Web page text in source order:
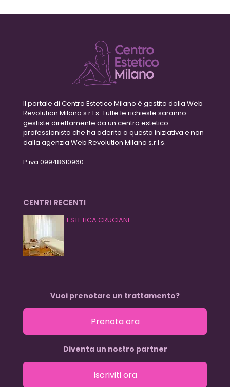
Il portale di Centro Estetico Milano è gestito dalla Web
Revolution Milano s.r.l.s. Tutte le richieste saranno
gestiste direttamente da un centro estetico
professionista che ha aderito a questa iniziativa e non
dalla agenzia Web Revolution Milano s.r.l.s.
P.iva 09948610960
CENTRI RECENTI
ESTETICA CRUCIANI
Vuoi prenotare un trattamento?
Prenota ora
Diventa un nostro partner
Iscriviti ora